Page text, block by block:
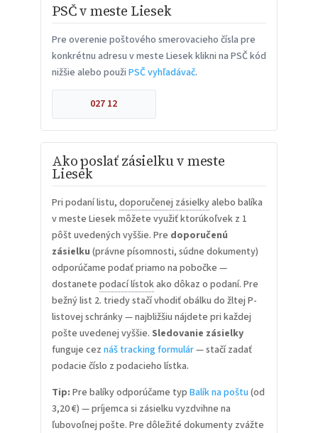
PSČ v meste Liesek
Pre overenie poštového smerovacieho čísla pre
konkrétnu adresu v meste Liesek klikni na PSČ kód
nižšie alebo použi PSČ vyhľadávač.
027 12
Ako poslať zásielku v meste
Liesek
Pri podaní listu, doporučenej zásielkyalebo balíka
v meste Liesek môžete využiť ktorúkoľvek z 1
pôšt uvedených vyššie. Pre doporučenú
zásielku (právne písomnosti, súdne dokumenty)
odporúčame podať priamo na pobočke —
dostanete podací lístokako dôkaz o podaní. Pre
bežný list 2. triedy stačí vhodiť obálku do žltej P-
listovej schránky — najbližšiu nájdete pri každej
pošte uvedenej vyššie. Sledovanie zásielky
funguje cez náš tracking formulár— stačí zadať
podacie číslo z podacieho lístka.
Tip: Pre balíky odporúčame typ Balík na poštu (od
3,20 €) — príjemca si zásielku vyzdvihne na
ľubovoľnej pošte. Pre dôležité dokumenty zvážte